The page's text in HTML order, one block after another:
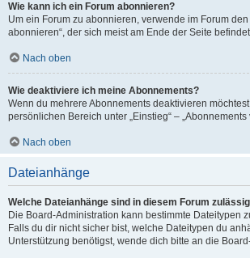
Wie kann ich ein Forum abonnieren?
Um ein Forum zu abonnieren, verwende im Forum den
abonnieren“, der sich meist am Ende der Seite
Nach oben
Wie deaktiviere ich meine Abonnements?
Wenn du mehrere Abonnements deaktivieren
persönlichen Bereich unter „Einstieg“ –
Nach oben
Dateianhänge
Welche Dateianhänge sind in diesem Forum
Die Board-Administration kann bestimmte Dateitypen
Falls du dir nicht sicher bist, welche Dateitypen du
Unterstützung benötigst, wende dich bitte an die